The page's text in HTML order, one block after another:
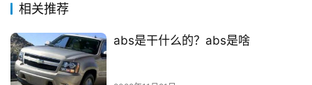
相关推荐
abs是干什么的？abs是啥